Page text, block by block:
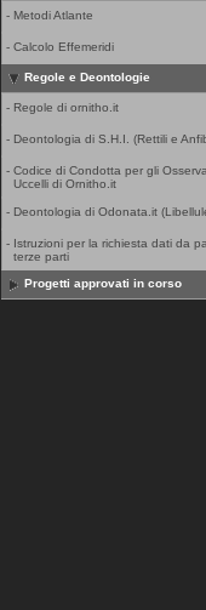
- Metodi Atlante
- Calcolo Effemeridi
Regole e Deontologie
- Regole di ornitho.it
- Deontologia di S.H.I. (Rettili e
- Codice di Condotta per gli
Uccelli di Ornitho.it
- Deontologia di Odonata.it
- Istruzioni per la richiesta dati da
terze parti
Progetti approvati in corso